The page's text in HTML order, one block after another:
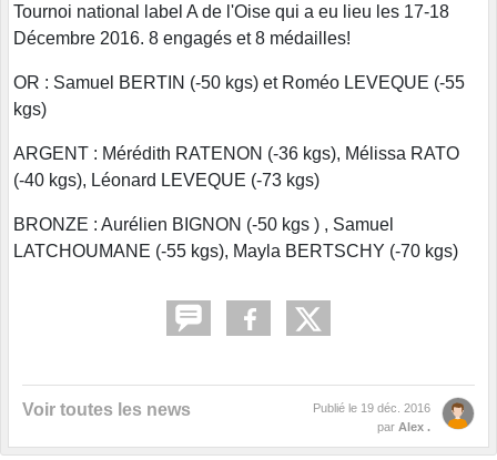
Tournoi national label A de l'Oise qui a eu lieu les 17-18
Décembre 2016. 8 engagés et 8 médailles!
OR : Samuel BERTIN (-50 kgs) et Roméo LEVEQUE (-55
kgs)
ARGENT : Mérédith RATENON (-36 kgs), Mélissa RATO
(-40 kgs), Léonard LEVEQUE (-73 kgs)
BRONZE : Aurélien BIGNON (-50 kgs ) , Samuel
LATCHOUMANE (-55 kgs), Mayla BERTSCHY (-70 kgs)
Voir toutes les news Publié le 19 déc. 2016
par Alex .